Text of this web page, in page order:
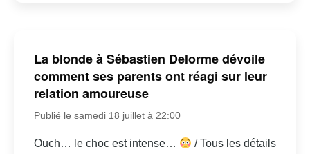
La blonde à Sébastien Delorme dévoile
comment ses parents ont réagi sur leur
relation amoureuse
Publié le samedi 18 juillet à 22:00
Ouch… le choc est intense…
/ Tous les détails